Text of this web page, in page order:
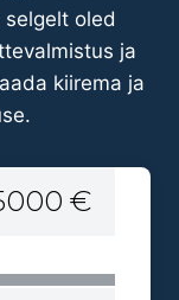
oled
ja
kiirema ja
€